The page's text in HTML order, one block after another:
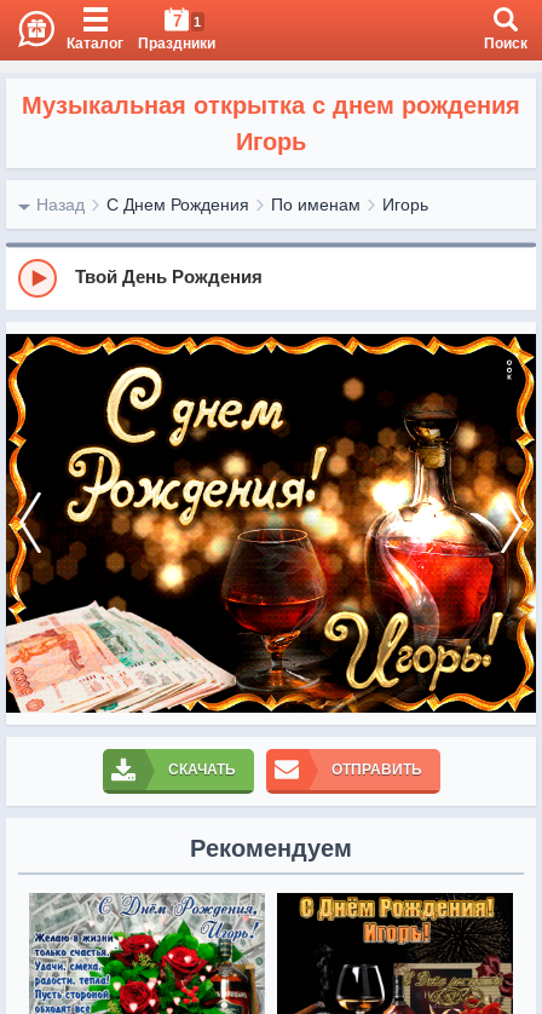
Каталог
7 1
Праздники Поиск
Музыкальная открытка с днем рождения
Игорь
Назад С Днем Рождения По именам Игорь
Твой День Рождения
СКАЧАТЬ ОТПРАВИТЬ
Рекомендуем